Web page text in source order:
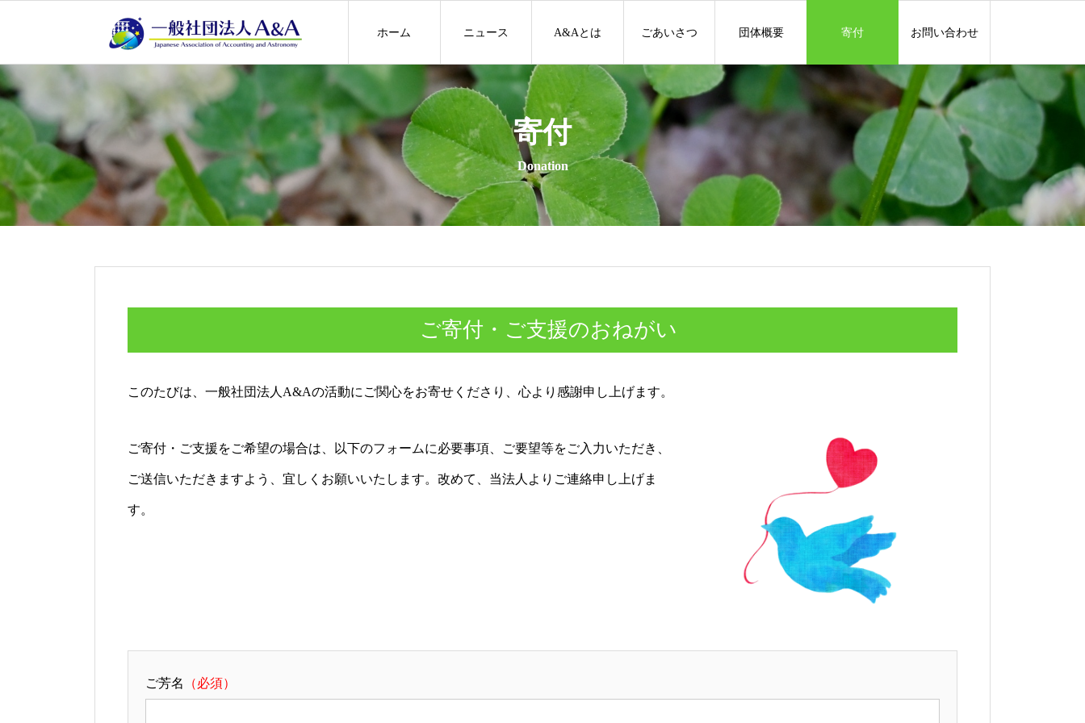
ホーム ニュース A&Aとは ごあいさつ 団体概要 寄付 お問い合わせ
寄付
Donation
ご寄付・ご支援のおねがい
このたびは、一般社団法人A&Aの活動にご関心をお寄せくださり、心より感謝申し上げます。
ご寄付・ご支援をご希望の場合は、以下のフォームに必要事項、ご要望等をご入力いただき、
ご送信いただきますよう、宜しくお願いいたします。改めて、当法人よりご連絡申し上げま
す。
ご芳名 （必須）